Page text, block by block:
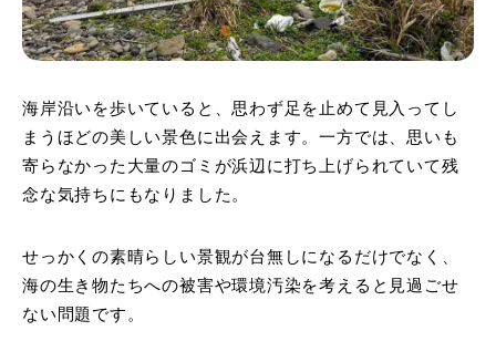
海岸沿いを歩いていると、思わず足を止めて見入ってし
まうほどの美しい景色に出会えます。一方では、思いも
寄らなかった大量のゴミが浜辺に打ち上げられていて残
念な気持ちにもなりました。
せっかくの素晴らしい景観が台無しになるだけでなく、
海の生き物たちへの被害や環境汚染を考えると見過ごせ
ない問題です。